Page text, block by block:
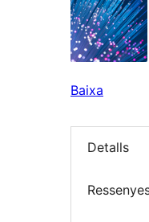
Baixa
Detalls